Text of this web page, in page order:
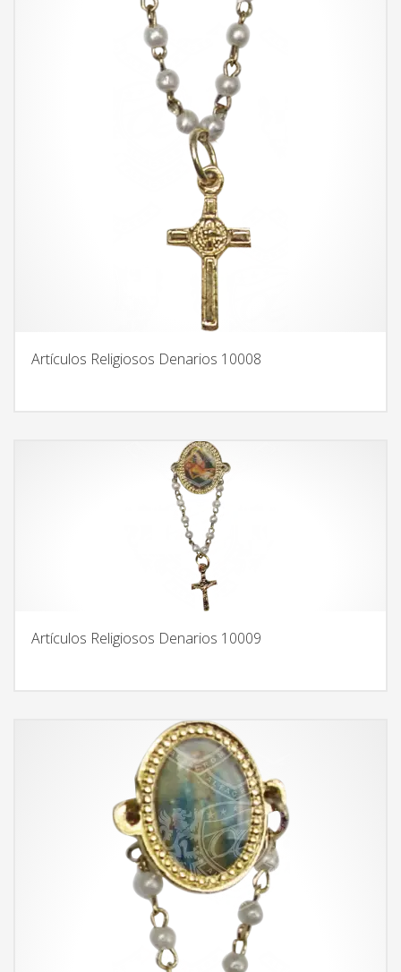
Artículos Religiosos Denarios 10008
Artículos Religiosos Denarios 10009